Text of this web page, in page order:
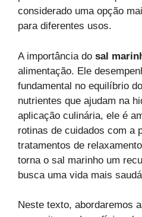
considerado uma opção
para diferentes usos.
A importância do sal
alimentação. Ele
fundamental no equilíbrio
nutrientes que ajudam na
aplicação culinária, ele é
rotinas de cuidados com a
tratamentos de
torna o sal marinho um
busca uma vida mais
Neste texto, abordaremos